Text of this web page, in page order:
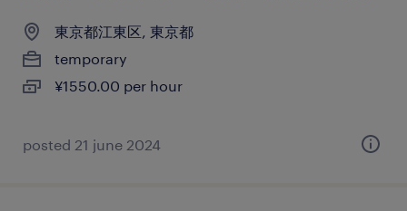
東京都江東区, 東京都
temporary
¥1550.00 per hour
posted 21 june 2024